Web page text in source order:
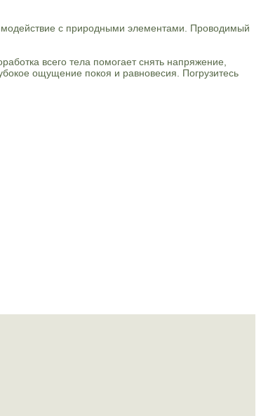
с природными элементами. Проводимый
всего тела помогает снять напряжение,
ощущение покоя и равновесия. Погрузитесь